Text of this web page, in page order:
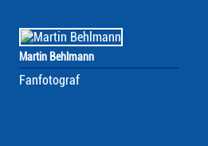
Martin Behlmann
Fanfotograf